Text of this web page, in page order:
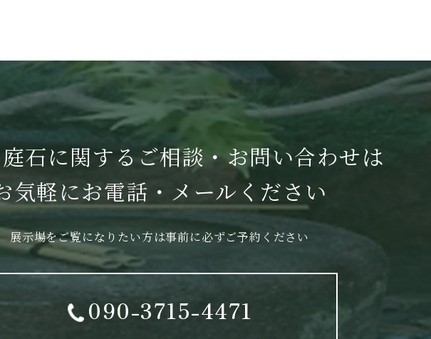
石に関する ご相談・お問い合わせは
気軽にお電話・メールください
展示場をご覧になりたい方は事前に必ずご予約ください
090-3715-4471